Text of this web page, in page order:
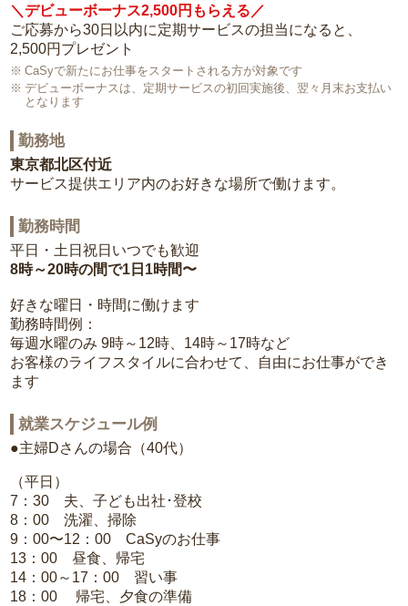
＼デビューボーナス2,500円もらえる／
ご応募から30日以内に定期サービスの担当になると、
2,500円プレゼント
CaSyで新たにお仕事をスタートされる方が対象です
デビューボーナスは、定期サービスの初回実施後、翌々月末お支払い
となります
勤務地
東京都北区付近
サービス提供エリア内のお好きな場所で働けます。
勤務時間
平日・土日祝日いつでも歓迎
8時～20時の間で1日1時間〜
好きな曜日・時間に働けます
勤務時間例：
毎週水曜のみ 9時～12時、14時～17時など
お客様のライフスタイルに合わせて、自由にお仕事ができ
ます
就業スケジュール例
●主婦Dさんの場合（40代）
（平日）
7：30 夫、子ども出社･登校
8：00 洗濯、掃除
9：00〜12：00 CaSyのお仕事
13：00 昼食、帰宅
14：00～17：00 習い事
18：00 帰宅、夕食の準備